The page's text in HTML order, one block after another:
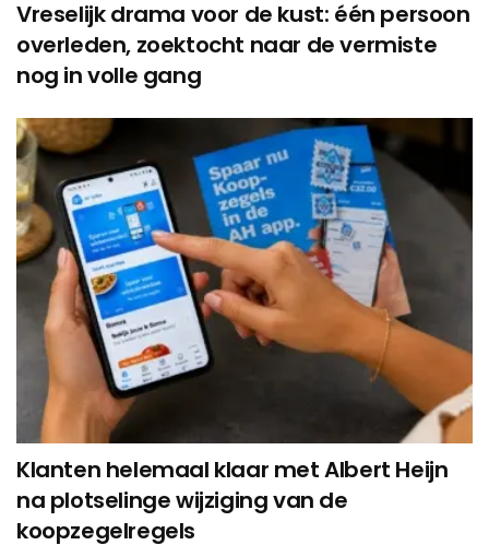
Vreselijk drama voor de kust: één persoon
overleden, zoektocht naar de vermiste
nog in volle gang
Klanten helemaal klaar met Albert Heijn
na plotselinge wijziging van de
koopzegelregels